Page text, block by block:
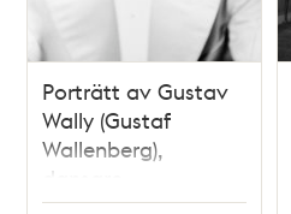
Porträtt av Gustav
Wally (Gustaf
Wallenberg),
dansare,
skådespelare och